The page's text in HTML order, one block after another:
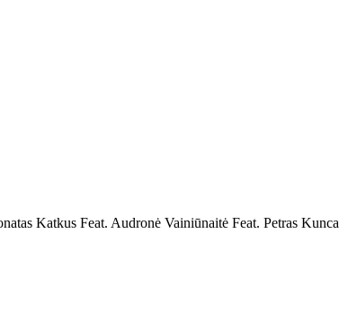
Katkus Feat. Audronė Vainiūnaitė Feat. Petras Kunca